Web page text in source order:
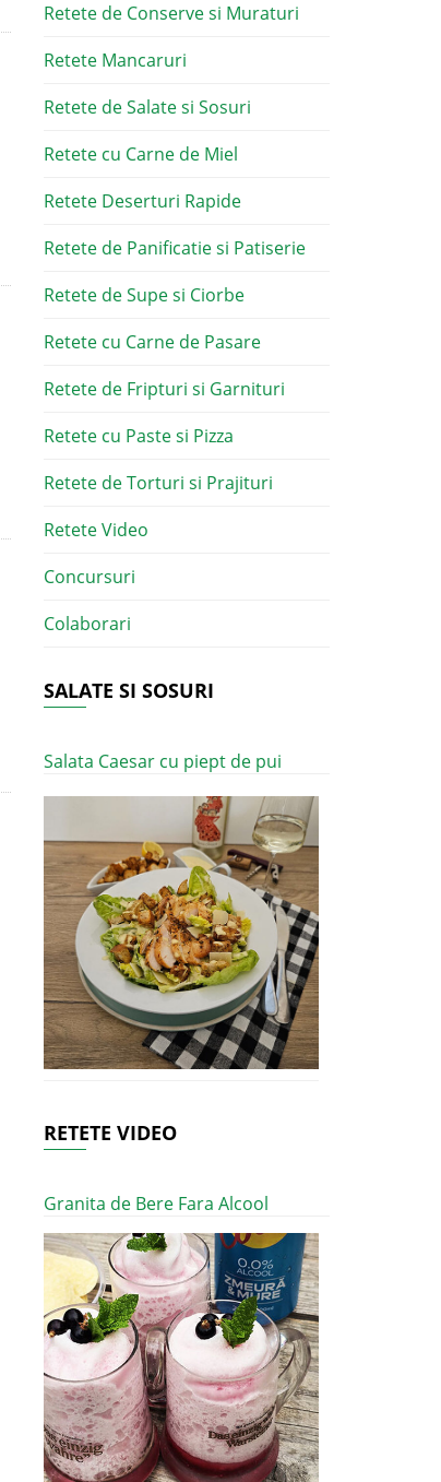
Retete de Conserve si Muraturi
Retete Mancaruri
Retete de Salate si Sosuri
Retete cu Carne de Miel
Retete Deserturi Rapide
Retete de Panificatie si Patiserie
Retete de Supe si Ciorbe
Retete cu Carne de Pasare
Retete de Fripturi si Garnituri
Retete cu Paste si Pizza
Retete de Torturi si Prajituri
Retete Video
Concursuri
Colaborari
SALATE SI SOSURI
Salata Caesar cu piept de pui
RETETE VIDEO
Granita de Bere Fara Alcool